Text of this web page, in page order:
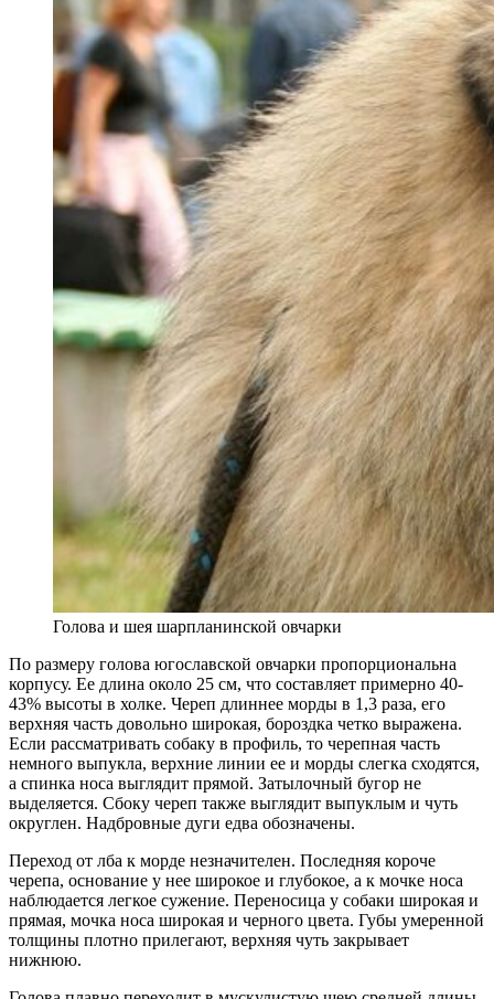
Голова и шея шарпланинской овчарки
По размеру голова югославской овчарки пропорциональна
корпусу. Ее длина около 25 см, что составляет примерно 40-
43% высоты в холке. Череп длиннее морды в 1,3 раза, его
верхняя часть довольно широкая, бороздка четко выражена.
Если рассматривать собаку в профиль, то черепная часть
немного выпукла, верхние линии ее и морды слегка сходятся,
а спинка носа выглядит прямой. Затылочный бугор не
выделяется. Сбоку череп также выглядит выпуклым и чуть
округлен. Надбровные дуги едва обозначены.
Переход от лба к морде незначителен. Последняя короче
черепа, основание у нее широкое и глубокое, а к мочке носа
наблюдается легкое сужение. Переносица у собаки широкая и
прямая, мочка носа широкая и черного цвета. Губы умеренной
толщины плотно прилегают, верхняя чуть закрывает
нижнюю.